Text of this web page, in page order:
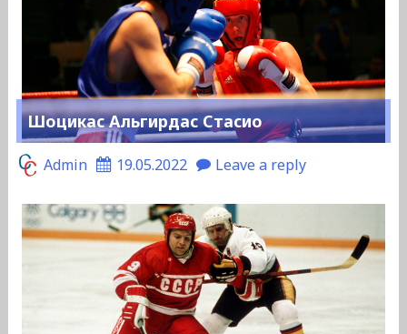
Шоцикас Альгирдас Стасио
Admin 19.05.2022 Leave a reply